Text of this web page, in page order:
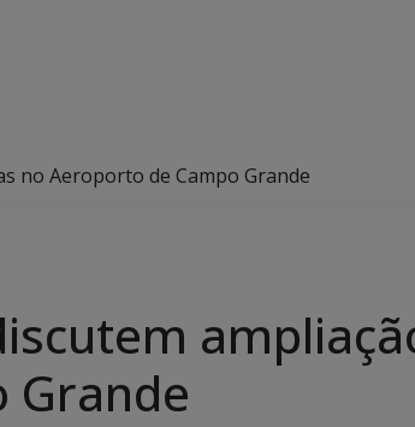
no Aeroporto de Campo Grande
Grande